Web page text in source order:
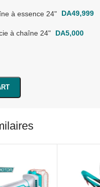
à essence 24" DA49,999
à chaîne 24" DA5,000